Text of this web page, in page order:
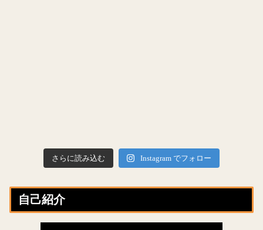
さらに読み込む Instagram でフォロー
自己紹介